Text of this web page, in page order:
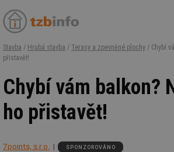
Stavba / Hrubá stavba / Terasy a zpevněné plochy / Chybí
přistavět!
Chybí vám balkon?
ho přistavět!
7points, s.r.o. SPONZOROVÁNO